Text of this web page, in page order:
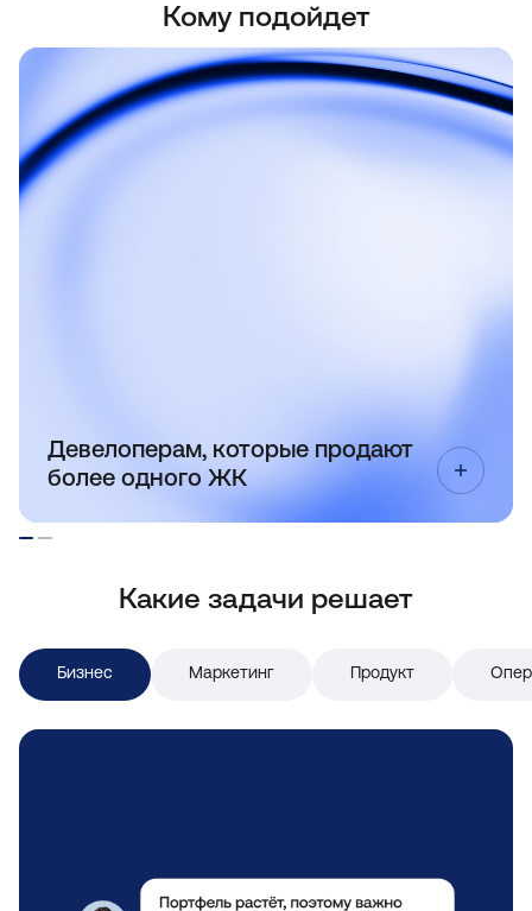
Кому подойдет
Все ЖК на одном сайте. Демонстрируйте
Девелоперам, которые продают
более одного ЖК
Какие задачи решает
Бизнес Маркетинг Продукт